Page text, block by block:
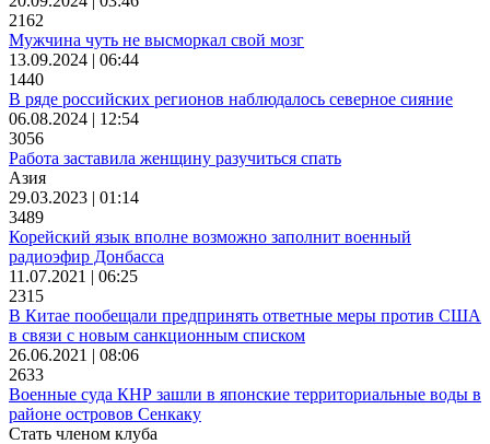
2162
Мужчина чуть не высморкал свой мозг
13.09.2024 | 06:44
1440
В ряде российских регионов наблюдалось северное сияние
06.08.2024 | 12:54
3056
Работа заставила женщину разучиться спать
Азия
29.03.2023 | 01:14
3489
Корейский язык вполне возможно заполнит военный
радиоэфир Донбасса
11.07.2021 | 06:25
2315
В Китае пообещали предпринять ответные меры против США
в связи с новым санкционным списком
26.06.2021 | 08:06
2633
Военные суда КНР зашли в японские территориальные воды в
районе островов Сенкаку
Стать членом клуба